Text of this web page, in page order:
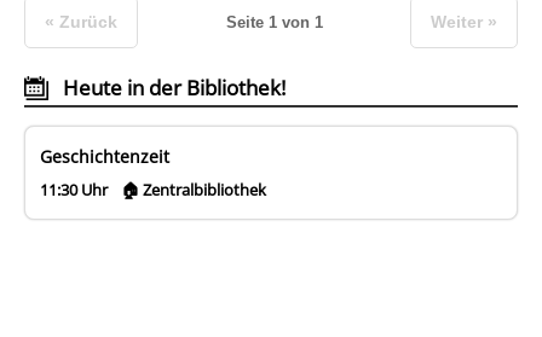
« Zurück Seite 1 von 1 Weiter »
Heute in der Bibliothek!
Geschichtenzeit
11:30 Uhr 🏠 Zentralbibliothek